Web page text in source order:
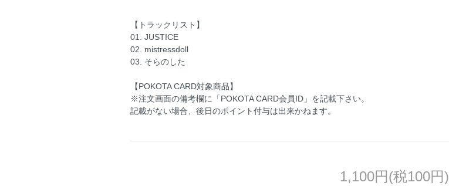
【トラックリスト】
01. JUSTICE
02. mistressdoll
03. そらのした
【POKOTA CARD対象商品】
※注文画面の備考欄に「POKOTA CARD会員ID」を記載下さい。
記載がない場合、後日のポイント付与は出来かねます。
1,100円(税100円)